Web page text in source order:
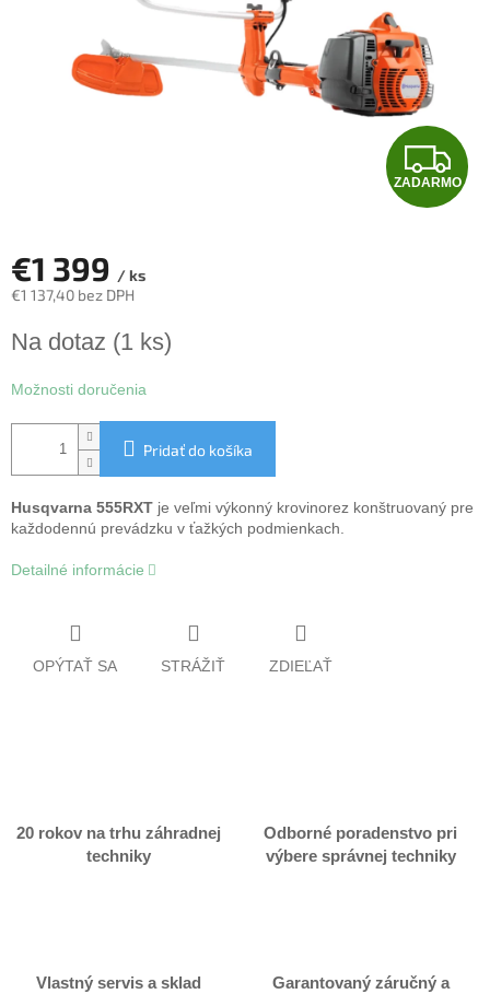
Z
A
ZADARMO
€1 399 / ks
€1 137,40 bez DPH
cena:
Na dotaz (1 ks)
Možnosti doručenia
Pridať do košíka
Husqvarna 555RXT je veľmi výkonný krovinorez konštruovaný pre
každodennú prevádzku v ťažkých podmienkach.
Detailné informácie
OPÝTAŤ SA STRÁŽIŤ ZDIEĽAŤ
20 rokov na trhu záhradnej
techniky
Odborné poradenstvo pri
výbere správnej techniky
Vlastný servis a sklad
Garantovaný záručný a